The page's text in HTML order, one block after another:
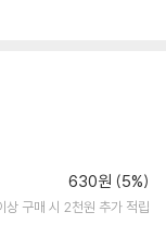
630원 (5%)
상 구매 시 2천원 추가 적립